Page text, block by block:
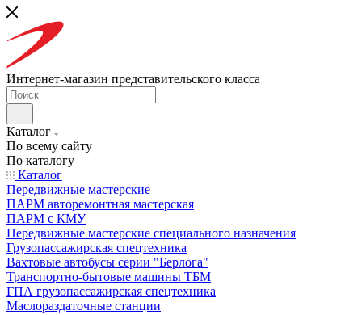
Интернет-магазин представительского класса
Каталог
По всему сайту
По каталогу
Каталог
Передвижные мастерские
ПАРМ авторемонтная мастерская
ПАРМ с КМУ
Передвижные мастерские специального назначения
Грузопассажирская спецтехника
Вахтовые автобусы серии "Берлога"
Транспортно-бытовые машины ТБМ
ГПА грузопассажирская спецтехника
Маслораздаточные станции